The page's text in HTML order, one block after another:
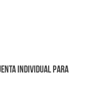
individual para